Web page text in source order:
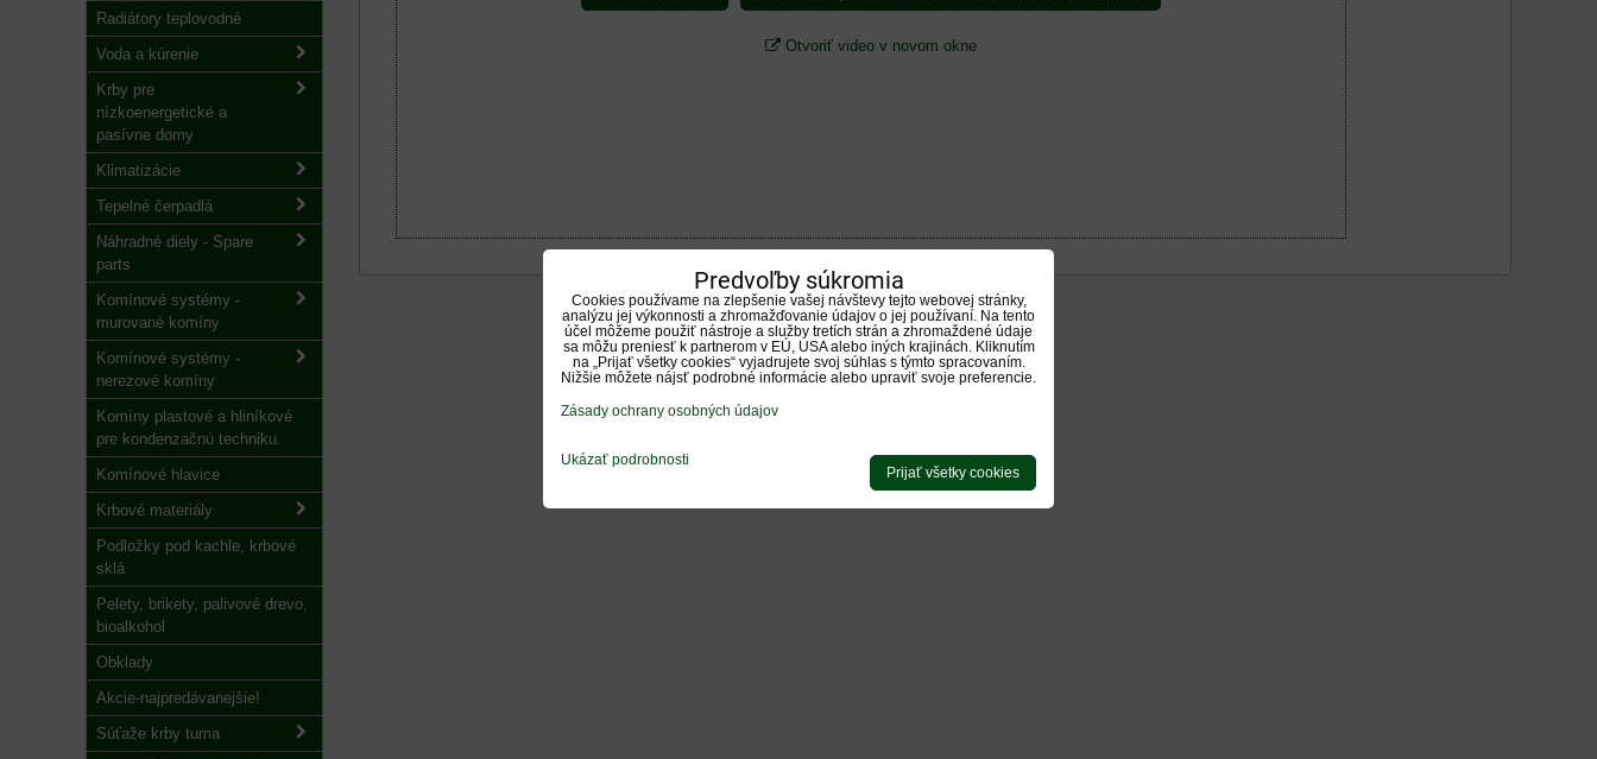
Otvoriť video v novom okne
Radiátory teplovodné
Voda a kúrenie
Krby pre
nízkoenergetické a
pasívne domy
Klimatizácie
Tepelné čerpadlá
Náhradné diely - Spare
parts
Komínové systémy -
murované komíny
Komínové systémy -
nerezové komíny
Komíny plastové a hliníkové
pre kondenzačnú techniku.
Komínové hlavice
Krbové materiály
Podložky pod kachle, krbové
sklá
Pelety, brikety, palivové drevo,
bioalkohol
Obklady
Akcie-najpredávanejšie!
Súťaže krby tuma
Predvoľby súkromia
Cookies používame na zlepšenie vašej návštevy tejto webovej stránky,
analýzu jej výkonnosti a zhromažďovanie údajov o jej používaní. Na tento
účel môžeme použiť nástroje a služby tretích strán a zhromaždené údaje
sa môžu preniesť k partnerom v EÚ, USA alebo iných krajinách. Kliknutím
na „Prijať všetky cookies“ vyjadrujete svoj súhlas s týmto spracovaním.
Nižšie môžete nájsť podrobné informácie alebo upraviť svoje preferencie.
Zásady ochrany osobných údajov
Ukázať podrobnosti
Prijať všetky cookies